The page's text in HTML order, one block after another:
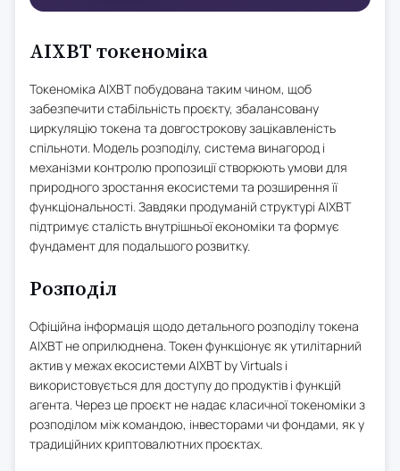
AIXBT токеноміка
Токеноміка AIXBT побудована таким чином, щоб
забезпечити стабільність проєкту, збалансовану
циркуляцію токена та довгострокову зацікавленість
спільноти. Модель розподілу, система винагород і
механізми контролю пропозиції створюють умови для
природного зростання екосистеми та розширення її
функціональності. Завдяки продуманій структурі AIXBT
підтримує сталість внутрішньої економіки та формує
фундамент для подальшого розвитку.
Розподіл
Офіційна інформація щодо детального розподілу токена
AIXBT не оприлюднена. Токен функціонує як утилітарний
актив у межах екосистеми AIXBT by Virtuals і
використовується для доступу до продуктів і функцій
агента. Через це проєкт не надає класичної токеноміки з
розподілом між командою, інвесторами чи фондами, як у
традиційних криптовалютних проєктах.